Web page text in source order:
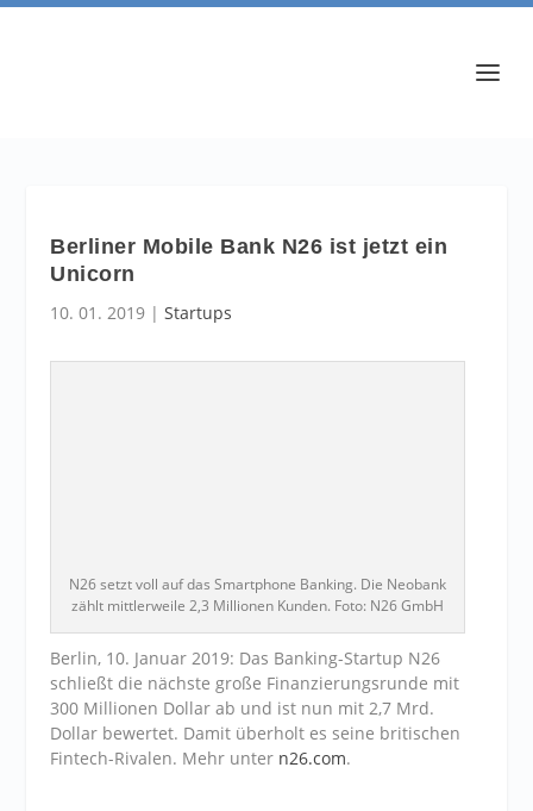
Berliner Mobile Bank N26 ist jetzt ein
Unicorn
10. 01. 2019 |Startups
N26 setzt voll auf das Smartphone Banking. Die Neobank
zählt mittlerweile 2,3 Millionen Kunden. Foto: N26 GmbH
Berlin, 10. Januar 2019: Das Banking-Startup N26
schließt die nächste große Finanzierungsrunde mit
300 Millionen Dollar ab und ist nun mit 2,7 Mrd.
Dollar bewertet. Damit überholt es seine britischen
Fintech-Rivalen. Mehr unter n26.com.